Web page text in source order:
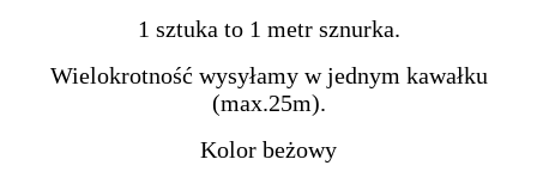
1 sztuka to 1 metr sznurka.
Wielokrotność wysyłamy w jednym kawałku
(max.25m).
Kolor beżowy